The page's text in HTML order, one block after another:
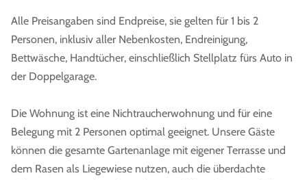
Alle Preisangaben sind Endpreise, sie gelten für 1 bis 2
Personen, inklusiv aller Nebenkosten, Endreinigung,
Bettwäsche, Handtücher, einschließlich Stellplatz fürs Auto in
der Doppelgarage.
Die Wohnung ist eine Nichtraucherwohnung und für eine
Belegung mit 2 Personen optimal geeignet. Unsere Gäste
können die gesamte Gartenanlage mit eigener Terrasse und
dem Rasen als Liegewiese nutzen, auch die überdachte